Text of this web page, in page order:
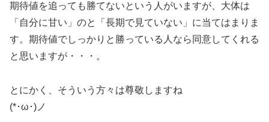
期待値を追っても勝てないという人がいますが、大体は
「自分に甘い」のと「長期で見ていない」に当てはまりま
す。期待値でしっかりと勝っている人なら同意してくれる
と思いますが・・・。
とにかく、そういう方々は尊敬しますね
(*･ω･)ノ